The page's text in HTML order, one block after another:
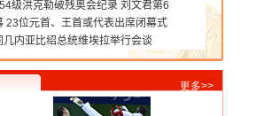
更多>>